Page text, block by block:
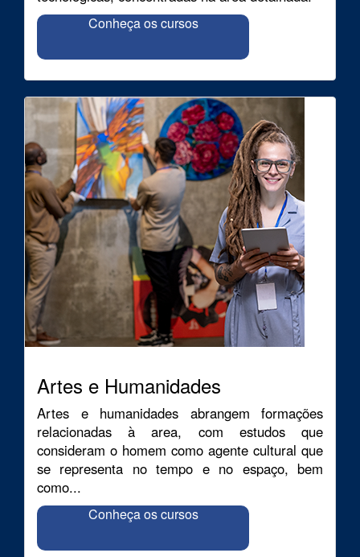
Conheça os cursos
Artes e Humanidades
Artes e humanidades abrangem formações
relacionadas à area, com estudos que
consideram o homem como agente cultural que
se representa no tempo e no espaço, bem
como...
Conheça os cursos